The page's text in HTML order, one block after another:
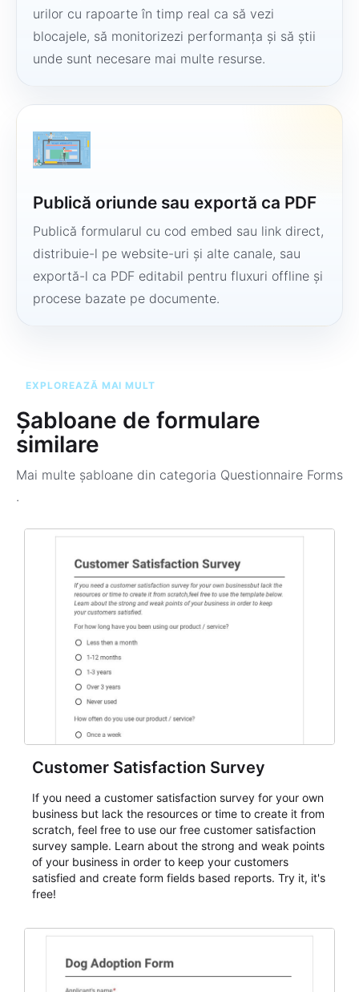
urilor cu rapoarte în timp real ca să vezi
blocajele, să monitorizezi performanța și să știi
unde sunt necesare mai multe resurse.
Publică oriunde sau exportă ca PDF
Publică formularul cu cod embed sau link direct,
distribuie-l pe website-uri și alte canale, sau
exportă-l ca PDF editabil pentru fluxuri offline și
procese bazate pe documente.
EXPLOREAZĂ MAI MULT
Șabloane de formulare
similare
Mai multe șabloane din categoria Questionnaire Forms
.
Customer Satisfaction Survey
If you need a customer satisfaction survey for your own
business but lack the resources or time to create it from
scratch, feel free to use our free customer satisfaction
survey sample. Learn about the strong and weak points
of your business in order to keep your customers
satisfied and create form fields based reports. Try it, it's
free!